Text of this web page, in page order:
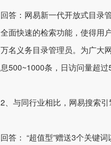
回答：网易新一代开放式目录
全面快速的检索功能，使得用
万名义务目录管理员。为广大
息500~1000条，日访问量超
2、与同行业相比，网易搜索
回答： “超值型”赠送3个关键